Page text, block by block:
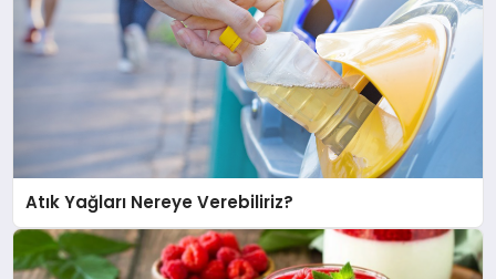
Atık Yağları Nereye Verebiliriz?